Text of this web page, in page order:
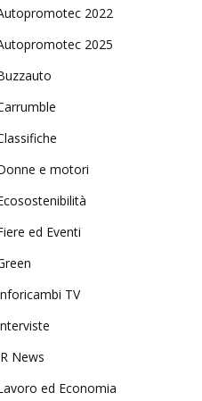
2022
2025
e motori
ed Eventi
TV
News
ed Economia